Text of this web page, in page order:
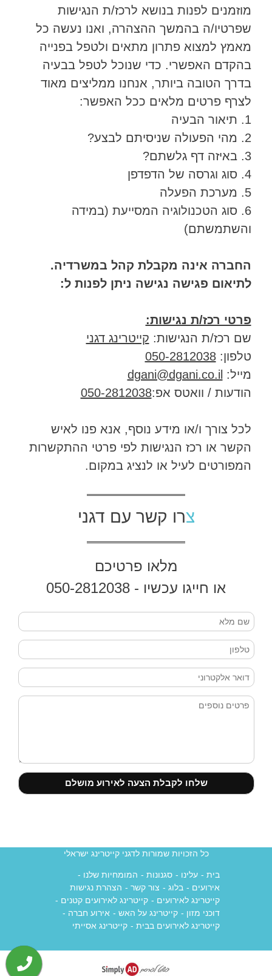
מוזמנים לפנות בנושא לרכז/ת הנגישות
שפרטיו/ה בהמשך ההצהרה, ואנו נעשה כל
מאמץ למצוא פתרון מתאים ולטפל בפנייה
בהקדם האפשרי. כדי שנוכל לטפל בבעיה
בדרך הטובה ביותר, אנחנו ממליצים מאוד
לצרף פרטים מלאים ככל האפשר:
1. תיאור הבעיה
2. מהי הפעולה שניסיתם לבצע?
3. באיזה דף גלשתם?
4. סוג וגרסה של הדפדפן
5. מערכת הפעלה
6. סוג הטכנולוגיה המסייעת (במידה
והשתמשתם)
החברה אינה מקבלת קהל במשרדיה.
לתיאום פגישה נגישה ניתן לפנות ל:
פרטי רכז/ת נגישות:
שם רכז/ת הנגישות: קייטרינג דגני
טלפון:050-2812038
מייל: dgani@dgani.co.il
הודעות / וואטס אפ:050-2812038
לכל צורך ו/או מידע נוסף, אנא פנו לאיש
הקשר או רכז הנגישות לפי פרטי ההתקשרות
המפורטים לעיל או לנציג במקום.
צרו קשר עם דגני
מלאו פרטיכם
או חייגו עכשיו - 050-2812038
כל הזכויות שמורות לדגני קייטרינג ישראלי
בית - עלינו - סגנונות - המומחיות שלנו -
אירועים - בלוג - צור קשר - הצהרת נגישות
קייטרינג לאירועים - קייטרינג לאירועים קטנים -
דוכני מזון - קייטרינג על האש - אירוע חברה -
קייטרינג לאירועים בבית - קייטרינג אסייתי